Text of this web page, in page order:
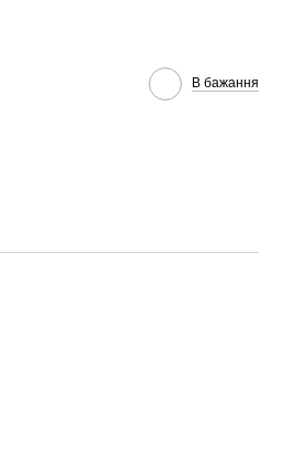
В бажання